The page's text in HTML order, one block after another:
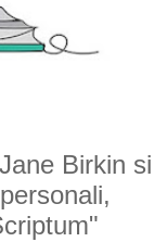
Birkin si